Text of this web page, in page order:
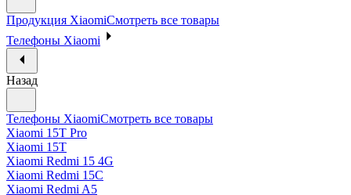
Продукция XiaomiСмотреть все товары
Телефоны Xiaomi
Назад
Телефоны XiaomiСмотреть все товары
Xiaomi 15T Pro
Xiaomi 15T
Xiaomi Redmi 15 4G
Xiaomi Redmi 15C
Xiaomi Redmi A5